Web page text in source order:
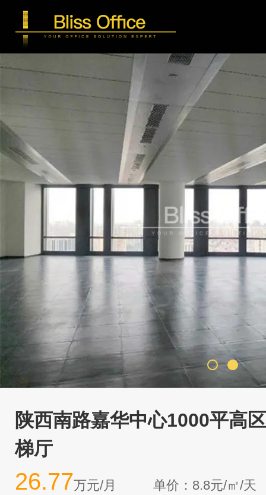
陕西南路嘉华中心1000平高
梯厅
26.77万元/月 单价：8.8元/㎡/天